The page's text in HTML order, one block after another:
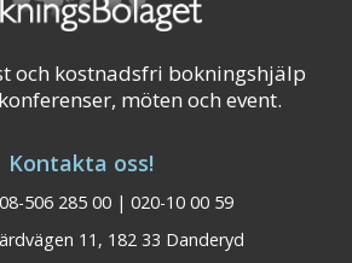
och kostnadsfri bokningshjälp
möten och event.
Kontakta oss!
506 285 00 | 020-10 00 59
11, 182 33 Danderyd